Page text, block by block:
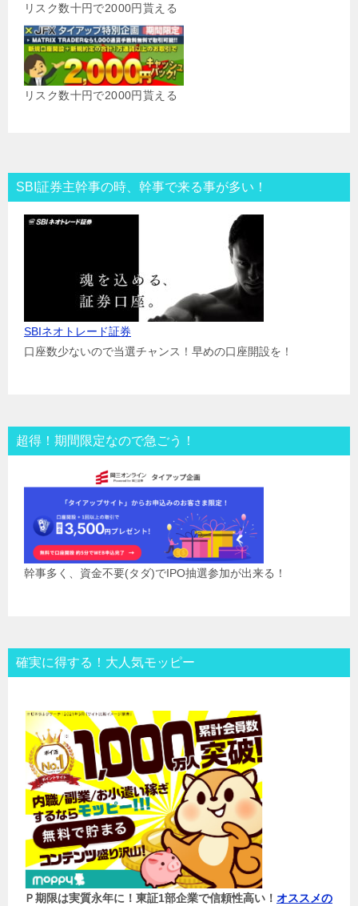
リスク数十円で2000円貰える
リスク数十円で2000円貰える
SBI証券主幹事の時、幹事で来る事が多い！
SBIネオトレード証券
口座数少ないので当選チャンス！早めの口座開設を！
超得！期間限定なので急ごう！
幹事多く、資金不要(タダ)でIPO抽選参加が出来る！
確実に得する！大人気モッピー
Ｐ期限は実質永年に！東証1部企業で信頼性高い！ オススメの